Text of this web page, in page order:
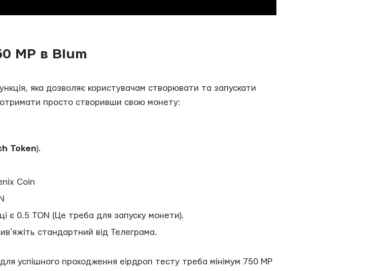
MP в Blum
яка дозволяє користувачам створювати та запускати
просто створивши свою монету:
Token).
Coin
є 0.5 TON (Це треба для запуску монети).
стандартний від Телеграма.
успішного проходження еірдроп тесту треба мінімум 750 MP